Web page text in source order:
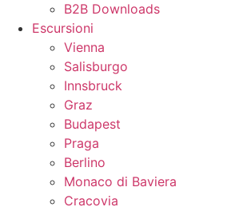
B2B Downloads
Escursioni
Vienna
Salisburgo
Innsbruck
Graz
Budapest
Praga
Berlino
Monaco di Baviera
Cracovia